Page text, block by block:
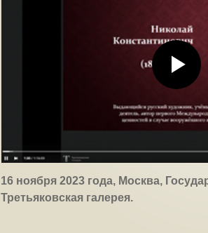
16 ноября 2023 года, Москва,
Третьяковская галерея.